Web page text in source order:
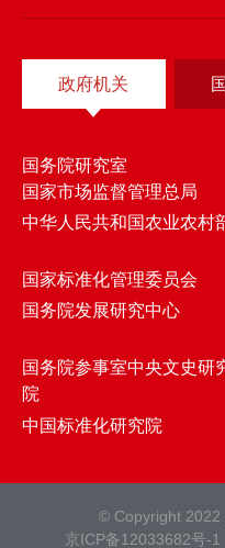
政府机关
国务院研究室
国家市场监督管理总局
中华人民共和国农业农村
国家标准化管理委员会
国务院发展研究中心
国务院参事室中央文史研
院
中国标准化研究院
© Copyright 2022
京ICP备12033682号-1